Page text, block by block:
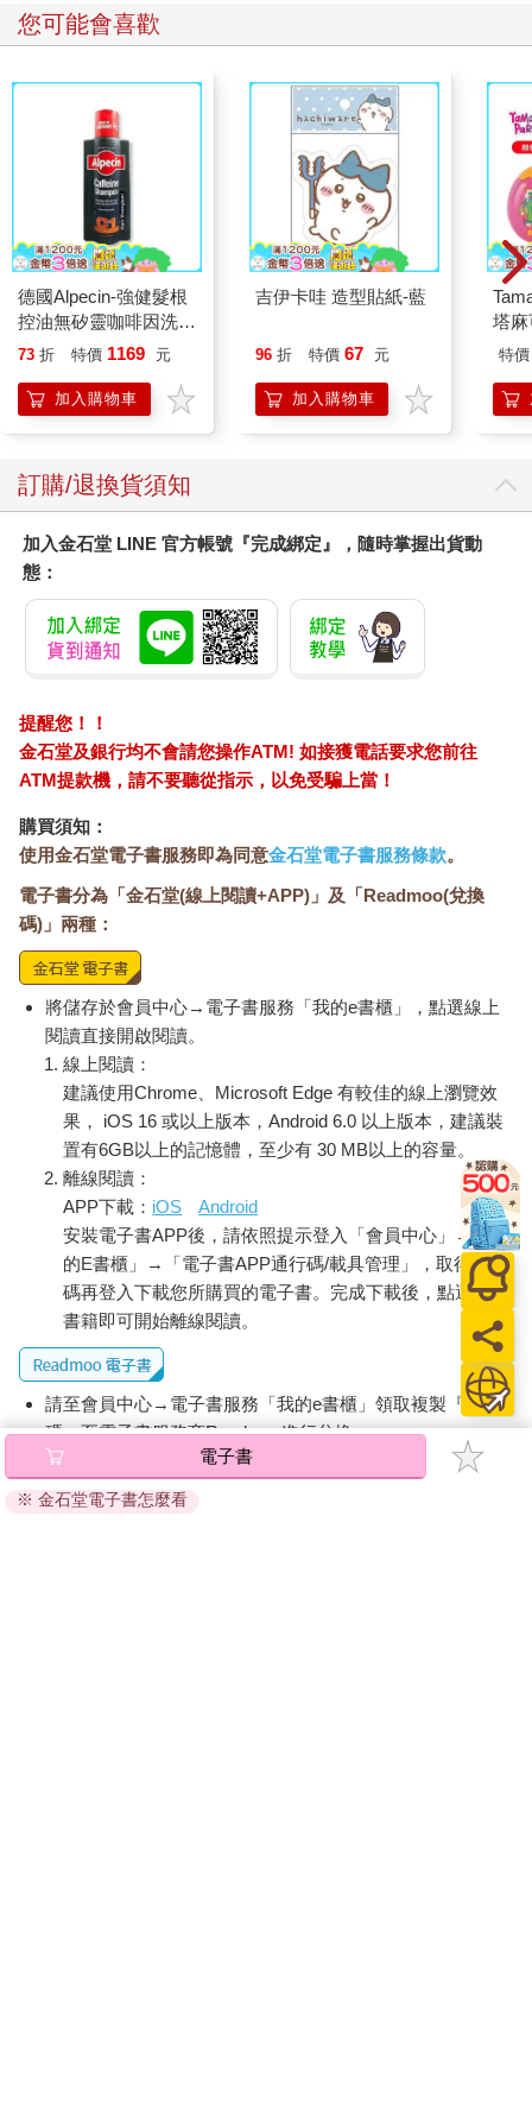
約覺得哪裡不對勁。這些模糊的感覺難以歸因於特定身體部位，
也難以描述，但無論我們是否察覺，它們依然強烈影響我們的想
出於一些我們尚未完全理解的原因，有些人的內感受比其他人更
敏銳。有人在靜靜坐著時能感受到胸口的心跳律動，有些人則無
法察覺；有人能及早察覺飢餓、輕微的肌肉緊繃，或是在真正感
到如廁緊迫前，就已察覺感知，而有些人，則在感到暈眩、無法
轉頭，或是急著找廁所時，才會意識到身體需求。
我們察覺身體訊號的能力存在差異，包括是否能清楚解讀這些訊
號、是否信任這些身體訊號作為準確的資訊來源，以及注意力是
較聚焦在自身身體，還是外在世界。這些差異來自於基因與生活
經驗的共同影響，進而影響我們的情商、同理心能力，甚至心理
舉例來說，自閉症的感官敏感度可能會導致焦慮與不知所措，而
情緒調節需要仰賴對身體訊息的感知與理解能力，自閉症面臨的
hyperkinetic disorders, ADHD）中。
然而，好消息是我們的內感受能力是可以調整與培養的。隨著我
們愈來愈能感知與解讀體內訊號，就有機會真正掌握自己的健康
與幸福。
您可能會喜歡
德國Alpecin-強健髮根
控油無矽靈咖啡因洗髮
凝露375ml/瓶-C1強健
調理頭皮洗髮液/0矽靈
滋潤洗頭髮水/一般髮
73 折 特價 1169 元
加入購物車
吉伊卡哇 造型貼紙-藍
96 折 特價 67 元
加入購物車
塔
園
特價
訂購/退換貨須知
加入金石堂 LINE 官方帳號『完成綁定』，隨時掌握出貨動
態：
提醒您！！
金石堂及銀行均不會請您操作ATM! 如接獲電話要求您前往
ATM提款機，請不要聽從指示，以免受騙上當！
購買須知：
使用金石堂電子書服務即為同意金石堂電子書服務條款。
電子書分為「金石堂(線上閱讀+APP)」及「Readmoo(兌換
碼)」兩種：
將儲存於會員中心→電子書服務「我的e書櫃」，點選線上
閱讀直接開啟閱讀。
線上閱讀：
建議使用Chrome、Microsoft Edge 有較佳的線上瀏覽效
果， iOS 16 或以上版本，Android 6.0 以上版本，建議裝
置有6GB以上的記憶體，至少有 30 MB以上的容量。
離線閱讀：
APP下載： iOS
Android
安裝電子書APP後，請依照提示登入「會員中心」→「我
的E書櫃」→「電子書APP通行碼/載具管理」，取得通行
碼再登入下載您所購買的電子書。完成下載後，點選任一
書籍即可開始離線閱讀。
請至會員中心→電子書服務「我的e書櫃」領取複製『兌換
碼』至電子書服務商Readmoo進行兌換。
退換貨須知：
因版權保護，您在金石堂所購買的電子書僅能以金石堂專屬
電子書
※ 金石堂電子書怎麼看